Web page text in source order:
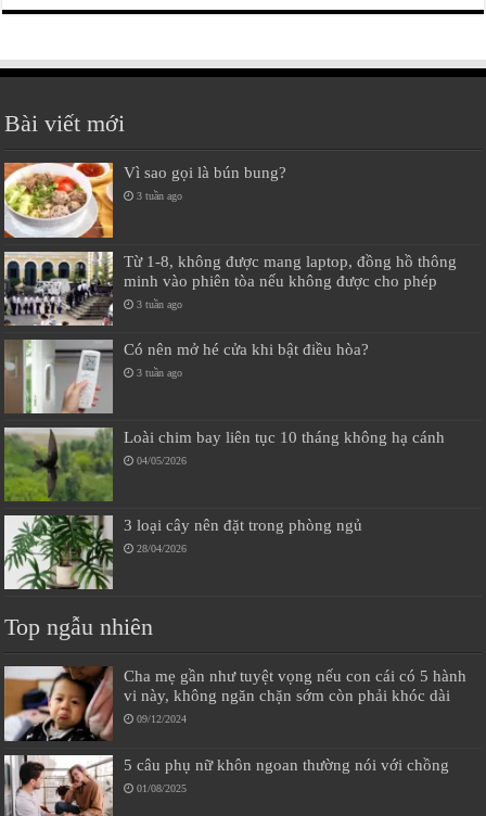
Bài viết mới
Vì sao gọi là bún bung?
3 tuần ago
Từ 1-8, không được mang laptop, đồng hồ thông
minh vào phiên tòa nếu không được cho phép
3 tuần ago
Có nên mở hé cửa khi bật điều hòa?
3 tuần ago
Loài chim bay liên tục 10 tháng không hạ cánh
04/05/2026
3 loại cây nên đặt trong phòng ngủ
28/04/2026
Top ngẫu nhiên
Cha mẹ gần như tuyệt vọng nếu con cái có 5 hành
vi này, không ngăn chặn sớm còn phải khóc dài
09/12/2024
5 câu phụ nữ khôn ngoan thường nói với chồng
01/08/2025